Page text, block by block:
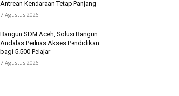
Antrean Kendaraan Tetap Panjang
7 Agustus 2026
Bangun SDM Aceh, Solusi Bangun
Andalas Perluas Akses Pendidikan
bagi 5.500 Pelajar
7 Agustus 2026